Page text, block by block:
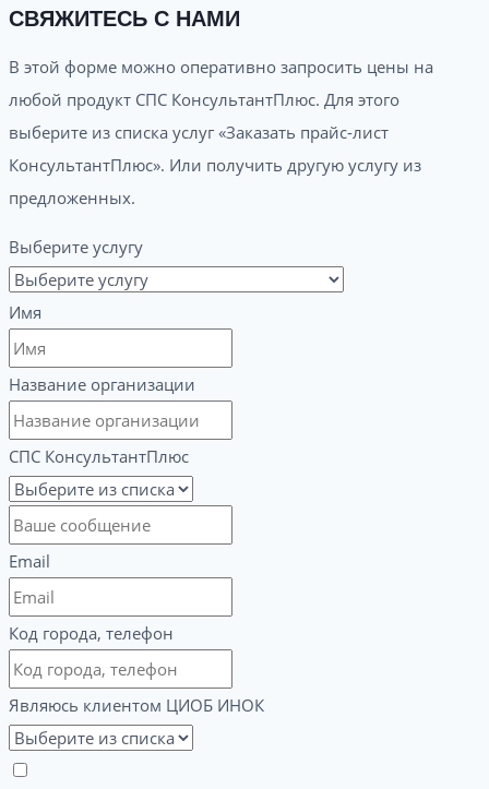
СВЯЖИТЕСЬ С НАМИ
В этой форме можно оперативно запросить цены на
любой продукт СПС КонсультантПлюс. Для этого
выберите из списка услуг «Заказать прайс-лист
КонсультантПлюс». Или получить другую услугу из
предложенных.
Выберите услугу
Имя
Название организации
СПС КонсультантПлюс
Email
Код города, телефон
Являюсь клиентом ЦИОБ ИНОК